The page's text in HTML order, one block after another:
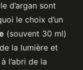
d’argan sont
le choix d’un
(souvent 30 ml)
la lumière et
l’abri de la